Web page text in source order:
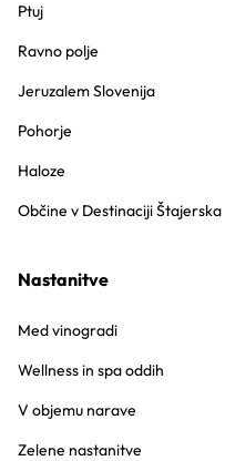
Ptuj
Ravno polje
Jeruzalem Slovenija
Pohorje
Haloze
Občine v Destinaciji Štajerska
Nastanitve
Med vinogradi
Wellness in spa oddih
V objemu narave
Zelene nastanitve